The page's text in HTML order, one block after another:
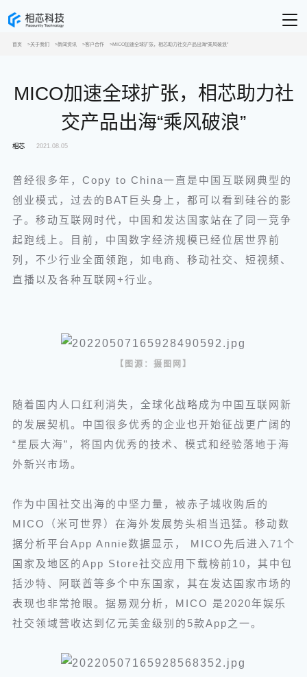
首页 关于我们 新闻资讯 客户合作 MICO加速全球扩张，相芯助力社交产品出海“乘风破浪”
MICO加速全球扩张，相芯助力社
交产品出海“乘风破浪”
相芯 2021.08.05
曾经很多年，Copy to China一直是中国互联网典型的
创业模式，过去的BAT巨头身上，都可以看到硅谷的影
子。移动互联网时代，中国和发达国家站在了同一竞争
起跑线上。目前，中国数字经济规模已经位居世界前
列，不少行业全面领跑，如电商、移动社交、短视频、
直播以及各种互联网+行业。
【图源：摄图网】
随着国内人口红利消失，全球化战略成为中国互联网新
的发展契机。中国很多优秀的企业也开始征战更广阔的
“星辰大海”，将国内优秀的技术、模式和经验落地于海
外新兴市场。
作为中国社交出海的中坚力量，被赤子城收购后的
MICO（米可世界）在海外发展势头相当迅猛。移动数
据分析平台App Annie数据显示， MICO先后进入71个
国家及地区的App Store社交应用下载榜前10，其中包
括沙特、阿联酋等多个中东国家，其在发达国家市场的
表现也非常抢眼。据易观分析，MICO 是2020年娱乐
社交领域营收达到亿元美金级别的5款App之一。